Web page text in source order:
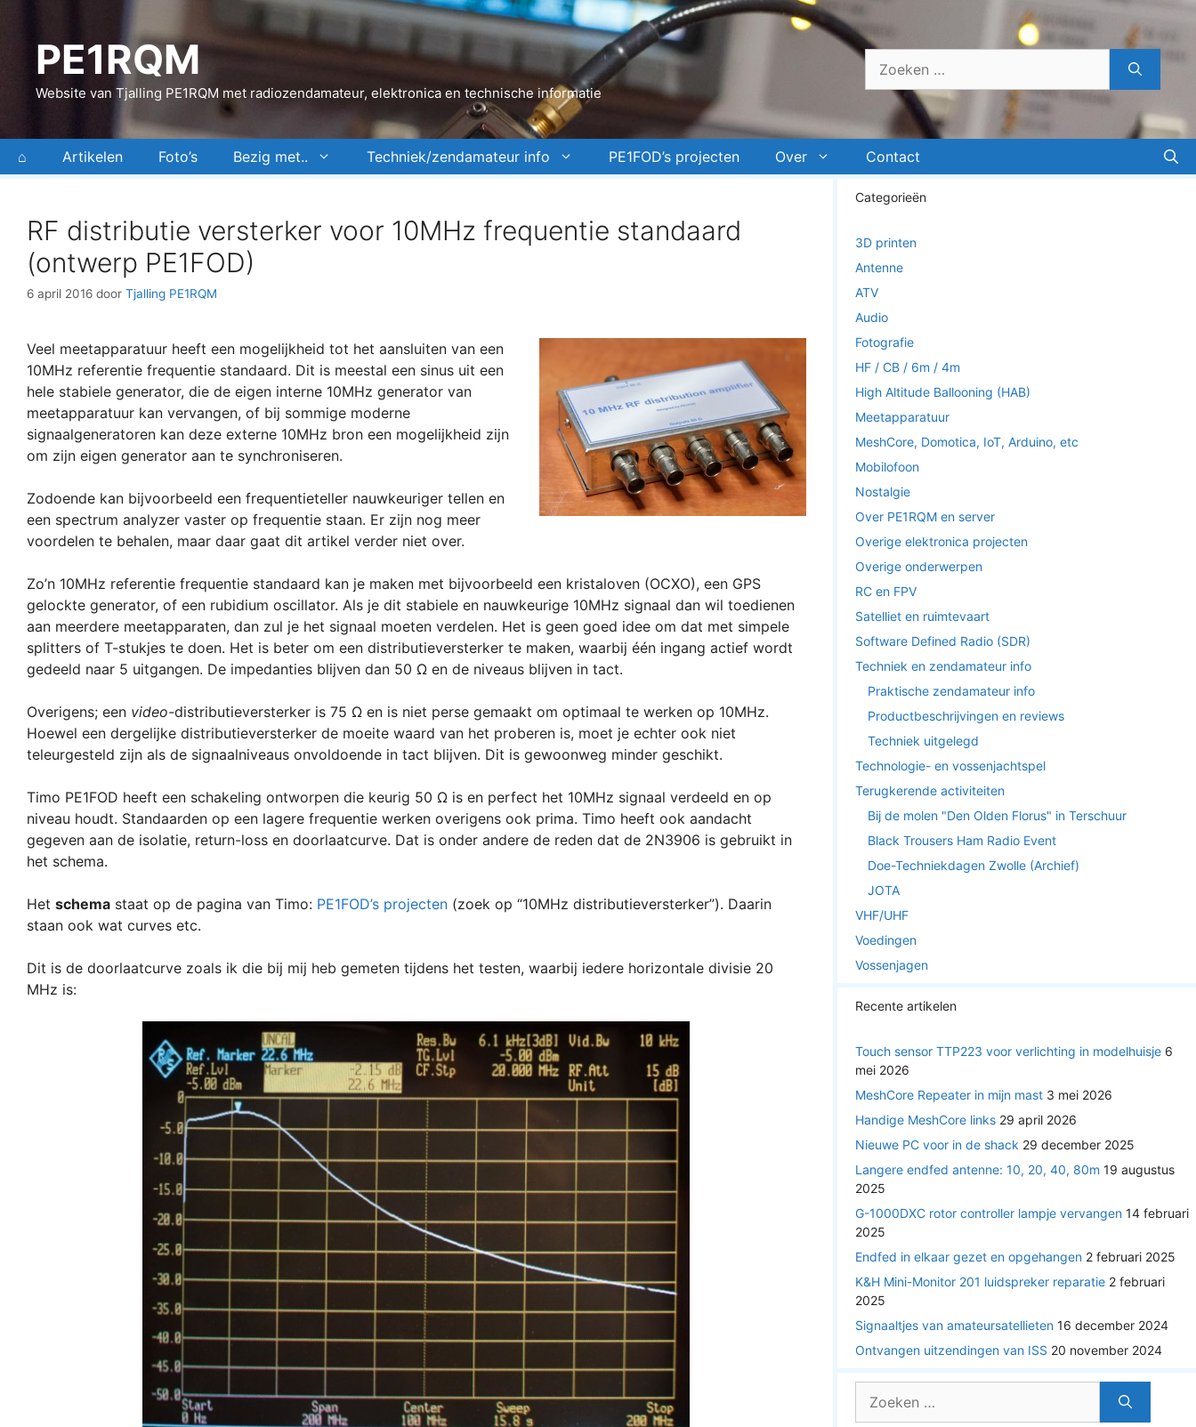
inhoudPE1RQM
Website van Tjalling PE1RQM met radiozendamateur, elektronica en technische informatie
Zoek
naar:
⌂ Artikelen Foto’s Bezig met.. Techniek/zendamateur info PE1FOD’s projecten Over Contact
RF distributie versterker voor 10MHz frequentie standaard
(ontwerp PE1FOD)
6 april 2016 door Tjalling PE1RQM
Veel meetapparatuur heeft een mogelijkheid tot het aansluiten van een
10MHz referentie frequentie standaard. Dit is meestal een sinus uit een
hele stabiele generator, die de eigen interne 10MHz generator van
meetapparatuur kan vervangen, of bij sommige moderne
signaalgeneratoren kan deze externe 10MHz bron een mogelijkheid zijn
om zijn eigen generator aan te synchroniseren.
Zodoende kan bijvoorbeeld een frequentieteller nauwkeuriger tellen en
een spectrum analyzer vaster op frequentie staan. Er zijn nog meer
voordelen te behalen, maar daar gaat dit artikel verder niet over.
Zo’n 10MHz referentie frequentie standaard kan je maken met bijvoorbeeld een kristaloven (OCXO), een GPS
gelockte generator, of een rubidium oscillator. Als je dit stabiele en nauwkeurige 10MHz signaal dan wil toedienen
aan meerdere meetapparaten, dan zul je het signaal moeten verdelen. Het is geen goed idee om dat met simpele
splitters of T-stukjes te doen. Het is beter om een distributieversterker te maken, waarbij één ingang actief wordt
gedeeld naar 5 uitgangen. De impedanties blijven dan 50 Ω en de niveaus blijven in tact.
Overigens; een video-distributieversterker is 75 Ω en is niet perse gemaakt om optimaal te werken op 10MHz.
Hoewel een dergelijke distributieversterker de moeite waard van het proberen is, moet je echter ook niet
teleurgesteld zijn als de signaalniveaus onvoldoende in tact blijven. Dit is gewoonweg minder geschikt.
Timo PE1FOD heeft een schakeling ontworpen die keurig 50 Ω is en perfect het 10MHz signaal verdeeld en op
niveau houdt. Standaarden op een lagere frequentie werken overigens ook prima. Timo heeft ook aandacht
gegeven aan de isolatie, return-loss en doorlaatcurve. Dat is onder andere de reden dat de 2N3906 is gebruikt in
het schema.
Het schema staat op de pagina van Timo: PE1FOD’s projecten (zoek op “10MHz distributieversterker”). Daarin
staan ook wat curves etc.
Dit is de doorlaatcurve zoals ik die bij mij heb gemeten tijdens het testen, waarbij iedere horizontale divisie 20
MHz is:
Categorieën
3D printen
Antenne
ATV
Audio
Fotografie
HF / CB / 6m / 4m
High Altitude Ballooning (HAB)
Meetapparatuur
MeshCore, Domotica, IoT, Arduino, etc
Mobilofoon
Nostalgie
Over PE1RQM en server
Overige elektronica projecten
Overige onderwerpen
RC en FPV
Satelliet en ruimtevaart
Software Defined Radio (SDR)
Techniek en zendamateur info
Praktische zendamateur info
Productbeschrijvingen en reviews
Techniek uitgelegd
Technologie- en vossenjachtspel
Terugkerende activiteiten
Bij de molen "Den Olden Florus" in Terschuur
Black Trousers Ham Radio Event
Doe-Techniekdagen Zwolle (Archief)
JOTA
VHF/UHF
Voedingen
Vossenjagen
Recente artikelen
Touch sensor TTP223 voor verlichting in modelhuisje 6
mei 2026
MeshCore Repeater in mijn mast 3 mei 2026
Handige MeshCore links 29 april 2026
Nieuwe PC voor in de shack 29 december 2025
Langere endfed antenne: 10, 20, 40, 80m 19 augustus
2025
G-1000DXC rotor controller lampje vervangen 14 februari
2025
Endfed in elkaar gezet en opgehangen 2 februari 2025
K&H Mini-Monitor 201 luidspreker reparatie 2 februari
2025
Signaaltjes van amateursatellieten 16 december 2024
Ontvangen uitzendingen van ISS 20 november 2024
naar: